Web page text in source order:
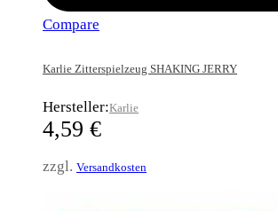
Compare
Karlie Zitterspielzeug SHAKING JERRY
Hersteller:Karlie
4,59 €
zzgl. Versandkosten